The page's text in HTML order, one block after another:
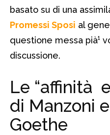
basato su di una
Promessi Sposi al
questione messa pià¹
discussione.
Le “affinità
di Manzoni e
Goethe